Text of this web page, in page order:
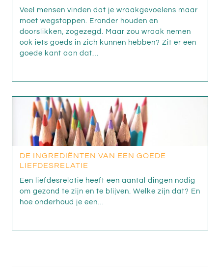
Veel mensen vinden dat je wraakgevoelens maar
moet wegstoppen. Eronder houden en
doorslikken, zogezegd. Maar zou wraak nemen
ook iets goeds in zich kunnen hebben? Zit er een
goede kant aan dat…
DE INGREDIËNTEN VAN EEN GOEDE
LIEFDESRELATIE
Een liefdesrelatie heeft een aantal dingen nodig
om gezond te zijn en te blijven. Welke zijn dat? En
hoe onderhoud je een…